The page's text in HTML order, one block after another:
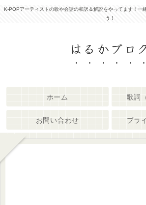
K-POPアーティストの歌や会話の和訳＆解説をやってます！一
う！
はるかブロ
ホーム 歌詞
お問い合わせ プラ